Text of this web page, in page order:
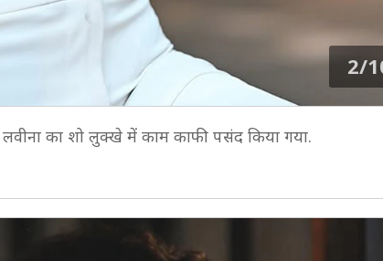
2/
का शो लुक्खे में काम काफी पसंद किया गया.